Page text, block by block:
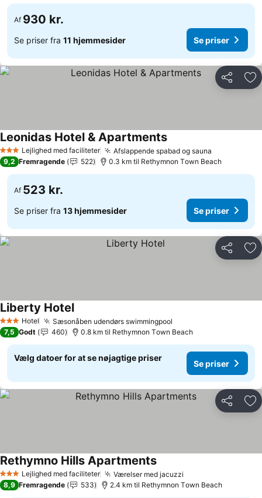
Af 930 kr.
Se priser fra 11 hjemmesider Se priser
Del
3 StjernerLejlighed med faciliteter Afslappende spabad og sauna
Leonidas Hotel & Apartments
9,2 Fremragende 522 0.3 km til Rethymnon Τown Beach
Af 523 kr.
Se priser fra 13 hjemmesider Se priser
Del
3 StjernerHotel Sæsonåben udendørs swimmingpool
Liberty Hotel
7,5 Godt 460 0.8 km til Rethymnon Τown Beach
Vælg datoer for at se nøjagtige priser
Se priser
Del
3 StjernerLejlighed med faciliteter Værelser med jacuzzi
Rethymno Hills Apartments
8,9 Fremragende 533 2.4 km til Rethymnon Τown Beach